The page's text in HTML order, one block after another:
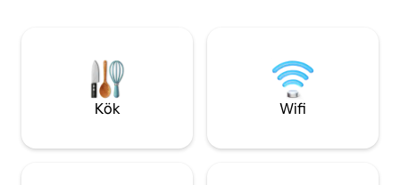
njuta av en
trerätters måltid
söndagsstek. Det
mittemot och
Kök Wifi